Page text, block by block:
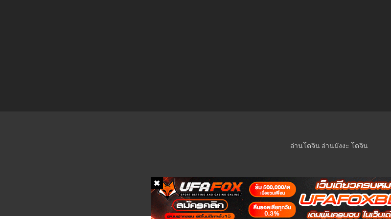
อ่านโดจิน อ่านมังงะ โดจิน
© 2023 Manga-Lc Inc. All rights reserved